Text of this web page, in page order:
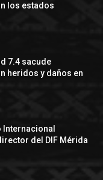
los estados
7.4 sacude
heridos y daños en
Internacional
del DIF Mérida